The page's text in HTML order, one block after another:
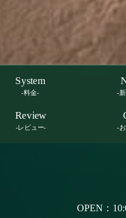
System
-料金- -
Review
-レビュー- -
OPEN：